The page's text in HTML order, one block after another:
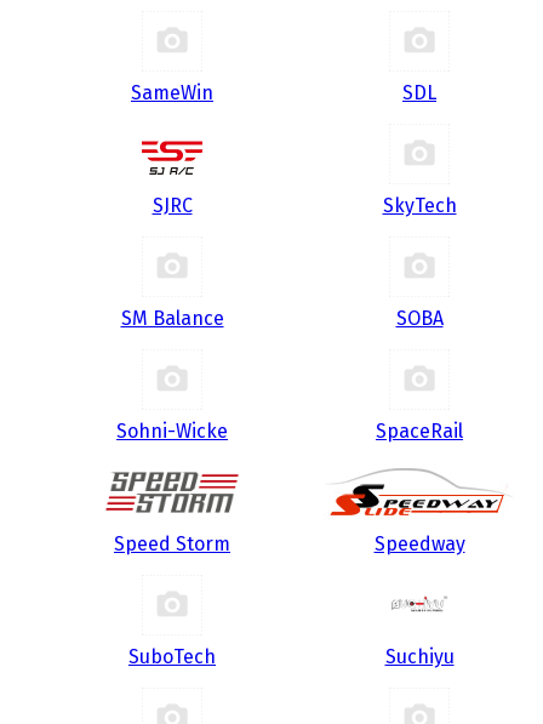
SameWin SDL
SJRC SkyTech
SM Balance SOBA
Sohni-Wicke SpaceRail
Speed Storm Speedway
SuboTech Suchiyu